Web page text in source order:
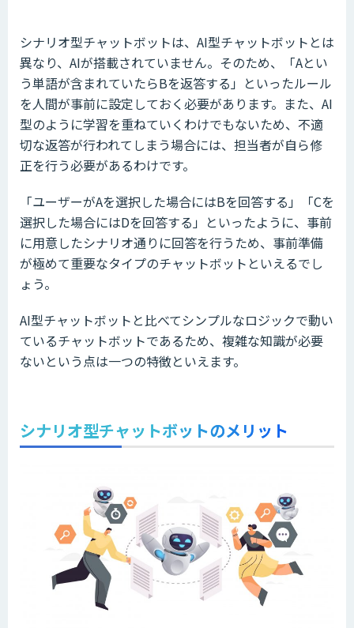
シナリオ型チャットボットは、AI型チャットボットとは
異なり、AIが搭載されていません。そのため、「Aとい
う単語が含まれていたらBを返答する」といったルール
を人間が事前に設定しておく必要があります。また、AI
型のように学習を重ねていくわけでもないため、不適
切な返答が行われてしまう場合には、担当者が自ら修
正を行う必要があるわけです。
「ユーザーがAを選択した場合にはBを回答する」「Cを
選択した場合にはDを回答する」といったように、事前
に用意したシナリオ通りに回答を行うため、事前準備
が極めて重要なタイプのチャットボットといえるでし
ょう。
AI型チャットボットと比べてシンプルなロジックで動い
ているチャットボットであるため、複雑な知識が必要
ないという点は一つの特徴といえます。
シナリオ型チャットボットのメリット